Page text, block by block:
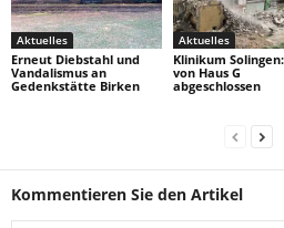
Aktuelles
Erneut Diebstahl und
Vandalismus an
Gedenkstätte Birken
Aktuelles
Klinikum
von Haus G
abgeschlossen
Kommentieren Sie den Artikel